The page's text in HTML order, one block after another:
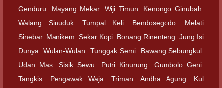
Genduru. Mayang Mekar. Wiji Timun. Kenongo Ginubah.
Walang Sinuduk. Tumpal Keli. Bendosegodo. Melati
Sinebar. Manikem. Sekar Kopi. Bonang Rinenteng. Jung Isi
Dunya. Wulan-Wulan. Tunggak Semi. Bawang Sebungkul.
Udan Mas. Sisik Sewu. Putri Kinurung. Gumbolo Geni.
Tangkis. Pengawak Waja. Triman. Andha Agung. Kul